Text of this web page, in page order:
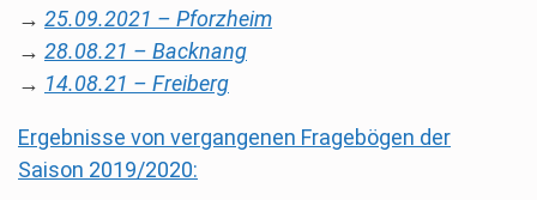
→ 25.09.2021 – Pforzheim
→ 28.08.21 – Backnang
→ 14.08.21 – Freiberg
Ergebnisse von vergangenen Fragebögen der
Saison 2019/2020: